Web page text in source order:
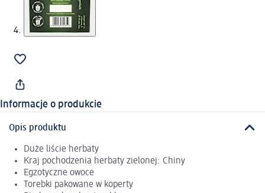
Informacje o produkcie
Opis produktu
Duże liście herbaty
Kraj pochodzenia herbaty zielonej: Chiny
Egzotyczne owoce
Torebki pakowane w koperty